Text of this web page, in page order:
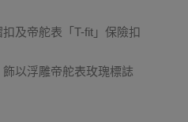
及帝舵表「T-fit」保險扣
以浮雕帝舵表玫瑰標誌